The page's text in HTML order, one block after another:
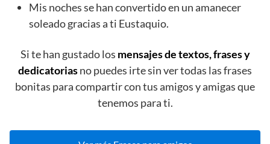
Mis noches se han convertido en un amanecer
soleado gracias a ti Eustaquio.
Si te han gustado los mensajes de textos, frases y
dedicatoriasno puedes irte sin ver todas las frases
bonitas para compartir con tus amigos y amigas que
tenemos para ti.